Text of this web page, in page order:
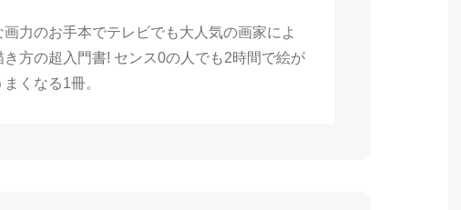
画力のお手本でテレビでも大人気の画家によ
き方の超入門書! センス0の人でも2時間で絵が
くなる1冊。